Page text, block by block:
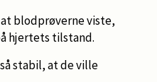
blodprøverne viste,
hjertets tilstand.
stabil, at de ville